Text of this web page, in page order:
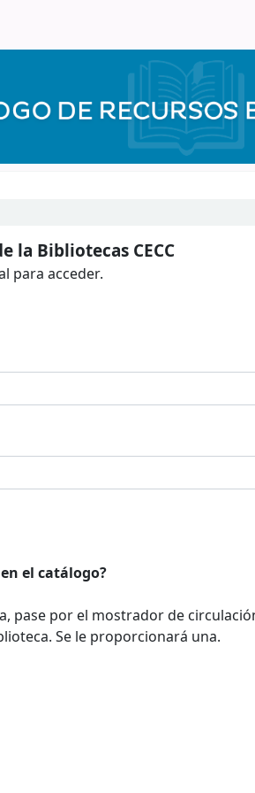
la Bibliotecas CECC
para acceder.
el catálogo?
pase por el mostrador de
Se le proporcionará una.